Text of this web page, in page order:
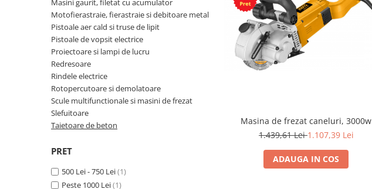
debitoare metal
Pistoale aer cald si truse de lipit
Pistoale de vopsit electrice
Proiectoare si lampi de lucru
Redresoare
Rindele electrice
Rotopercutoare si demolatoare
Scule multifunctionale si masini de
Taietoare de beton
Discuri abrazive
Discuri cu vidia
Discuri diamantate
Lame pendulare si panze
Perii sarma
Seturi si accesorii pentru gaurit,
insurubat si amestecat
Prese, extractoare si scripeti
Surubelnite si truse surubelnite
Truse unelte si scule
Unelte de vopsit, tencuit, gletuit
Fierastraie cu lant
Foarfeci si fierastraie
Garduri artificiale si plase de
protectie solara
Lampi solare si Proiectoare
Lanterne si becuri
Atomizoare
Playere si Boxe portabile
Pompe apa si accesorii pentru
Masini gaurit, filetat cu acumulator
Motofierastraie, fierastraie si debitoare metal
Pistoale aer cald si truse de lipit
Pistoale de vopsit electrice
Proiectoare si lampi de lucru
Redresoare
Rindele electrice
Rotopercutoare si demolatoare
Scule multifunctionale si masini de frezat
Slefuitoare
Taietoare de beton
PRET
500 Lei - 750 Lei(1)
Peste 1000 Lei(1)
Masina de frezat caneluri, 3000w
1.439,61 Lei1.107,39 Lei
ADAUGA IN COS